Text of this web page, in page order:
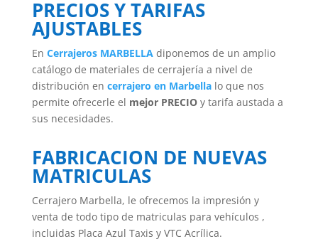
PRECIOS Y TARIFAS
AJUSTABLES
En Cerrajeros MARBELLAdiponemos de un amplio
catálogo de materiales de cerrajería a nivel de
distribución en cerrajero en Marbella lo que nos
permite ofrecerle el mejor PRECIOy tarifa austada a
sus necesidades.
FABRICACION DE NUEVAS
MATRICULAS
Cerrajero Marbella, le ofrecemos la impresión y
venta de todo tipo de matriculas para vehículos ,
incluidas Placa Azul Taxis y VTC Acrílica.